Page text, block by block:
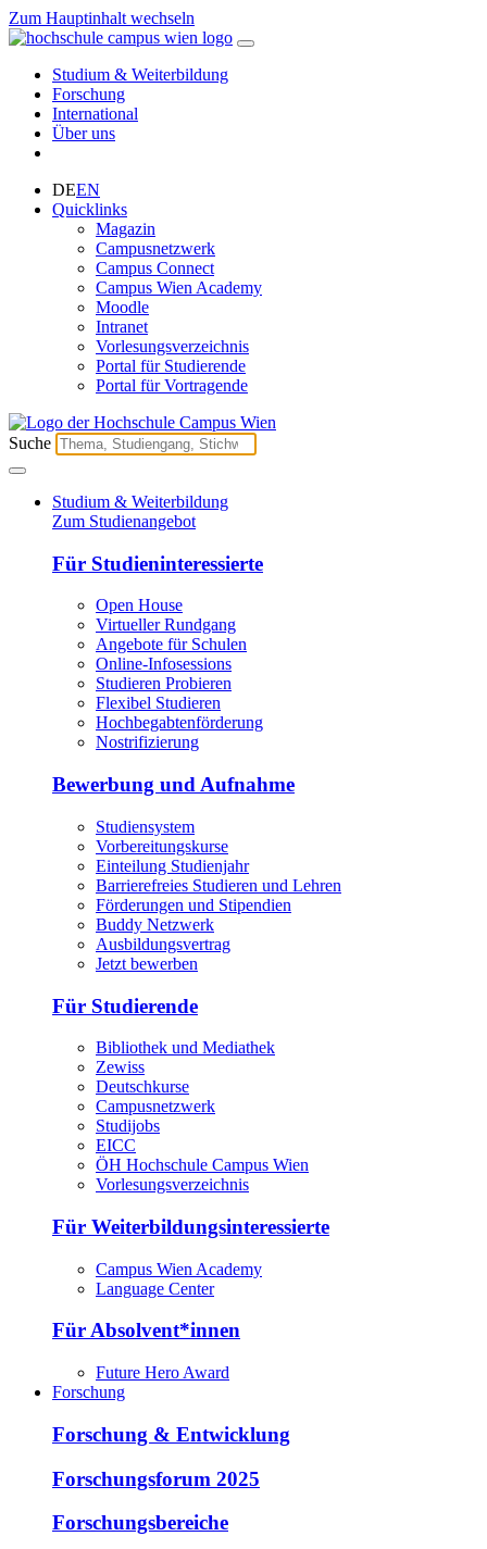
Zum Hauptinhalt wechseln
Studium & Weiterbildung
Forschung
International
Über uns
DEEN
Quicklinks
Magazin
Campusnetzwerk
Campus Connect
Campus Wien Academy
Moodle
Intranet
Vorlesungsverzeichnis
Portal für Studierende
Portal für Vortragende
Suche
Studium & Weiterbildung
Zum Studienangebot
Für Studieninteressierte
Open House
Virtueller Rundgang
Angebote für Schulen
Online-Infosessions
Studieren Probieren
Flexibel Studieren
Hochbegabtenförderung
Nostrifizierung
Bewerbung und Aufnahme
Studiensystem
Vorbereitungskurse
Einteilung Studienjahr
Barrierefreies Studieren und Lehren
Förderungen und Stipendien
Buddy Netzwerk
Ausbildungsvertrag
Jetzt bewerben
Für Studierende
Bibliothek und Mediathek
Zewiss
Deutschkurse
Campusnetzwerk
Studijobs
EICC
ÖH Hochschule Campus Wien
Vorlesungsverzeichnis
Für Weiterbildungsinteressierte
Campus Wien Academy
Language Center
Für Absolvent*innen
Future Hero Award
Forschung
Forschung & Entwicklung
Forschungsforum 2025
Forschungsbereiche